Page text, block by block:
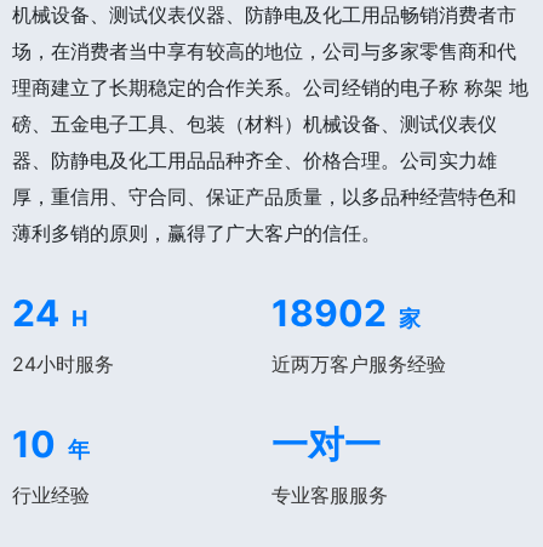
机械设备、测试仪表仪器、防静电及化工用品畅销消费者市
场，在消费者当中享有较高的地位，公司与多家零售商和代
理商建立了长期稳定的合作关系。公司经销的电子称 称架 地
磅、五金电子工具、包装（材料）机械设备、测试仪表仪
器、防静电及化工用品品种齐全、价格合理。公司实力雄
厚，重信用、守合同、保证产品质量，以多品种经营特色和
薄利多销的原则，赢得了广大客户的信任。
24 H
24小时服务
18902 家
近两万客户服务经验
10 年
行业经验
一对一
专业客服服务